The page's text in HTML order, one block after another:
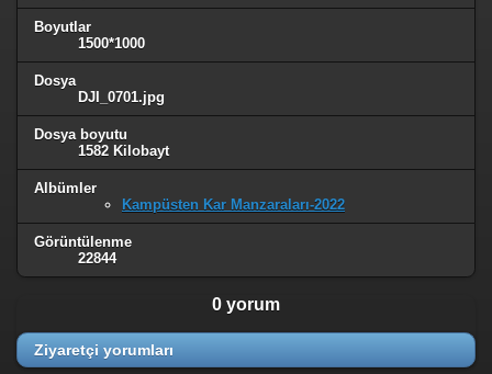
Boyutlar
1500*1000
Dosya
DJI_0701.jpg
Dosya boyutu
1582 Kilobayt
Albümler
Kampüsten Kar Manzaraları-2022
Görüntülenme
22844
0 yorum
Ziyaretçi yorumları